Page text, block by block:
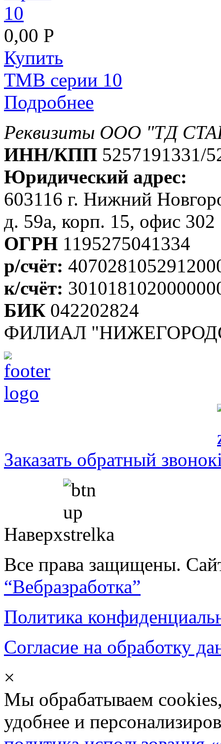
0,00 Р
Купить
ТМВ серии 10
Подробнее
Реквизиты ООО "ТД
ИНН/КПП 5257191331/
Юридический адрес:
603116 г. Нижний
д. 59а, корп. 15, офис 302
ОГРН 1195275041334
р/счёт:
к/счёт:
БИК 042202824
ФИЛИАЛ
Заказать обратный звонок
Наверх
Все права защищены.
“Вебразработка”
Политика
Согласие на обработку
×
Мы обрабатываем
удобнее и